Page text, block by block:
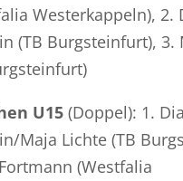
Westerkappeln), 2.
(TB Burgsteinfurt), 3.
U15(Doppel): 1.
Maja Lichte (TB
(Westfalia